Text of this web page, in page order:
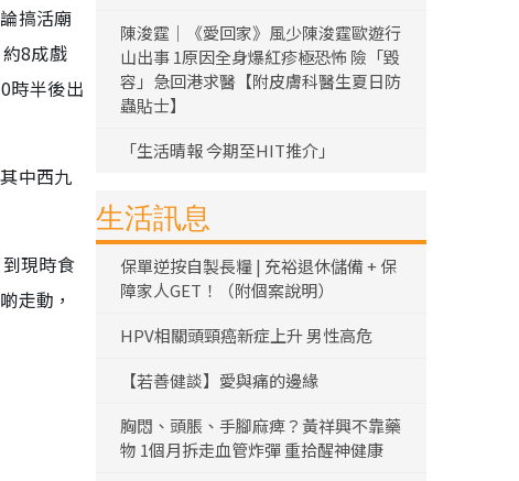
搞活廟
8成戲
時半後出
中西九
現時食
走動，
陳浚霆｜《愛回家》風少陳浚霆歐遊行
山出事 1原因全身爆紅疹極恐怖 險「毀
容」急回港求醫【附皮膚科醫生夏日防
蟲貼士】
「生活晴報 今期至HIT推介」
生活訊息
保單逆按自製長糧 | 充裕退休儲備 + 保
障家人GET！（附個案說明）
HPV相關頭頸癌新症上升 男性高危
【若善健談】愛與痛的邊緣
胸悶、頭脹、手腳麻痺？黃祥興不靠藥
物 1個月拆走血管炸彈 重拾醒神健康